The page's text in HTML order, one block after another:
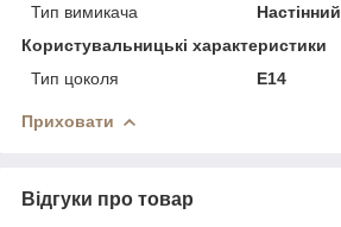
Тип вимикача
Настінний
Користувальницькі характеристики
Тип цоколя
Е14
Приховати
Відгуки про товар